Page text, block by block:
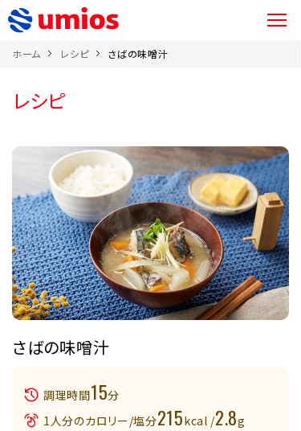
ホーム レシピ さばの味噌汁
レシピ
さばの味噌汁
調理時間15分
1人分のカロリー/塩分215kcal /2.8g